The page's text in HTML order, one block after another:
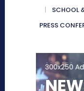
SCHOOL
PRESS